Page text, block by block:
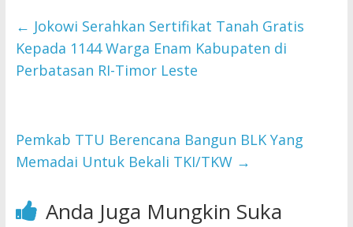
← Jokowi Serahkan Sertifikat Tanah Gratis
Kepada 1144 Warga Enam Kabupaten di
Perbatasan RI-Timor Leste
Pemkab TTU Berencana Bangun BLK Yang
Memadai Untuk Bekali TKI/TKW →
Anda Juga Mungkin Suka